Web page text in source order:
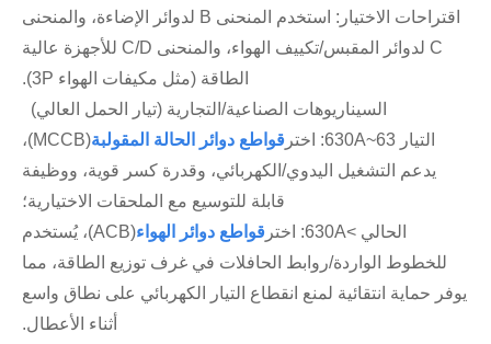
اقتراحات الاختيار: استخدم المنحنى B لدوائر الإضاءة، والمنحنى
C لدوائر المقبس/تكييف الهواء، والمنحنى C/D للأجهزة عالية
الطاقة (مثل مكيفات الهواء 3P).
السيناريوهات الصناعية/التجارية (تيار الحمل العالي)
التيار 63~630A: اختر
قواطع دوائر الحالة المقولبة
(MCCB)،
يدعم التشغيل اليدوي/الكهربائي، وقدرة كسر قوية، ووظيفة
قابلة للتوسيع مع الملحقات الاختيارية؛
الحالي >630A: اختر
قواطع دوائر الهواء
(ACB)، يُستخدم
للخطوط الواردة/روابط الحافلات في غرف توزيع الطاقة، مما
يوفر حماية انتقائية لمنع انقطاع التيار الكهربائي على نطاق واسع
أثناء الأعطال.